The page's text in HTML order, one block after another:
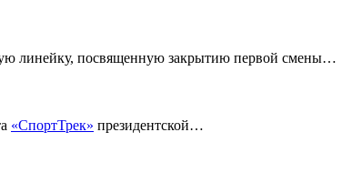
линейку, посвященную закрытию первой смены…
«СпортТрек» президентской…